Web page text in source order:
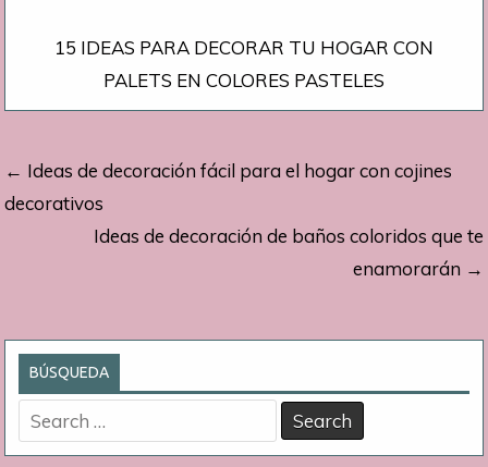
15 IDEAS PARA DECORAR TU HOGAR CON
PALETS EN COLORES PASTELES
Navegación
de
entradas
← Ideas de decoración fácil para el hogar con cojines
decorativos
Ideas de decoración de baños coloridos que te
enamorarán →
BÚSQUEDA
Search
for: